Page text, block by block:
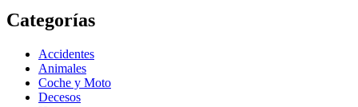
Categorías
Accidentes
Animales
Coche y Moto
Decesos